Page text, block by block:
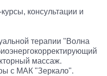
консультации и
терапии "Волна
массаж.
с МАК "Зеркало".